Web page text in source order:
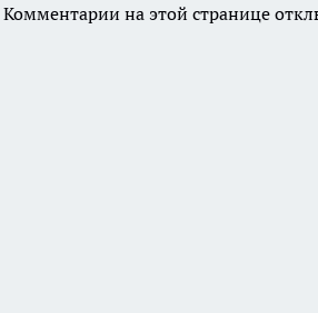
Комментарии на этой странице